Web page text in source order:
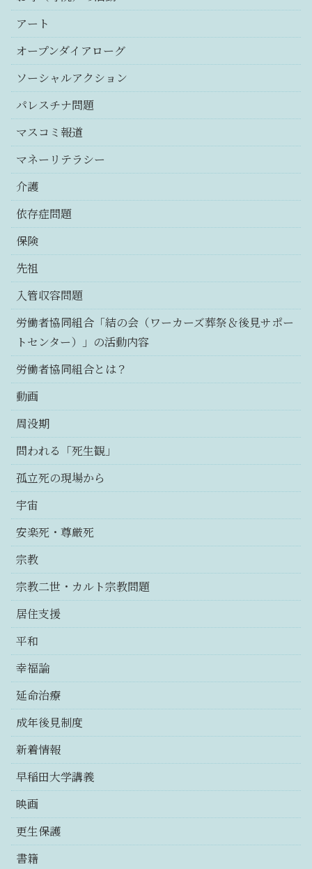
アート
オープンダイアローグ
ソーシャルアクション
パレスチナ問題
マスコミ報道
マネーリテラシー
介護
依存症問題
保険
先祖
入管収容問題
労働者協同組合「結の会（ワーカーズ葬祭＆後見サポー
トセンター）」の活動内容
労働者協同組合とは？
動画
周没期
問われる「死生観」
孤立死の現場から
宇宙
安楽死・尊厳死
宗教
宗教二世・カルト宗教問題
居住支援
平和
幸福論
延命治療
成年後見制度
新着情報
早稲田大学講義
映画
更生保護
書籍